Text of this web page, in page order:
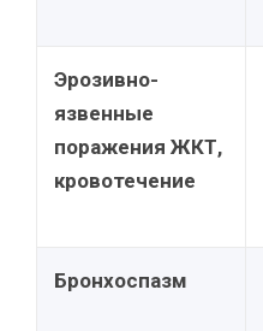
Эрозивно-
язвенные
поражения ЖКТ,
кровотечение
Бронхоспазм